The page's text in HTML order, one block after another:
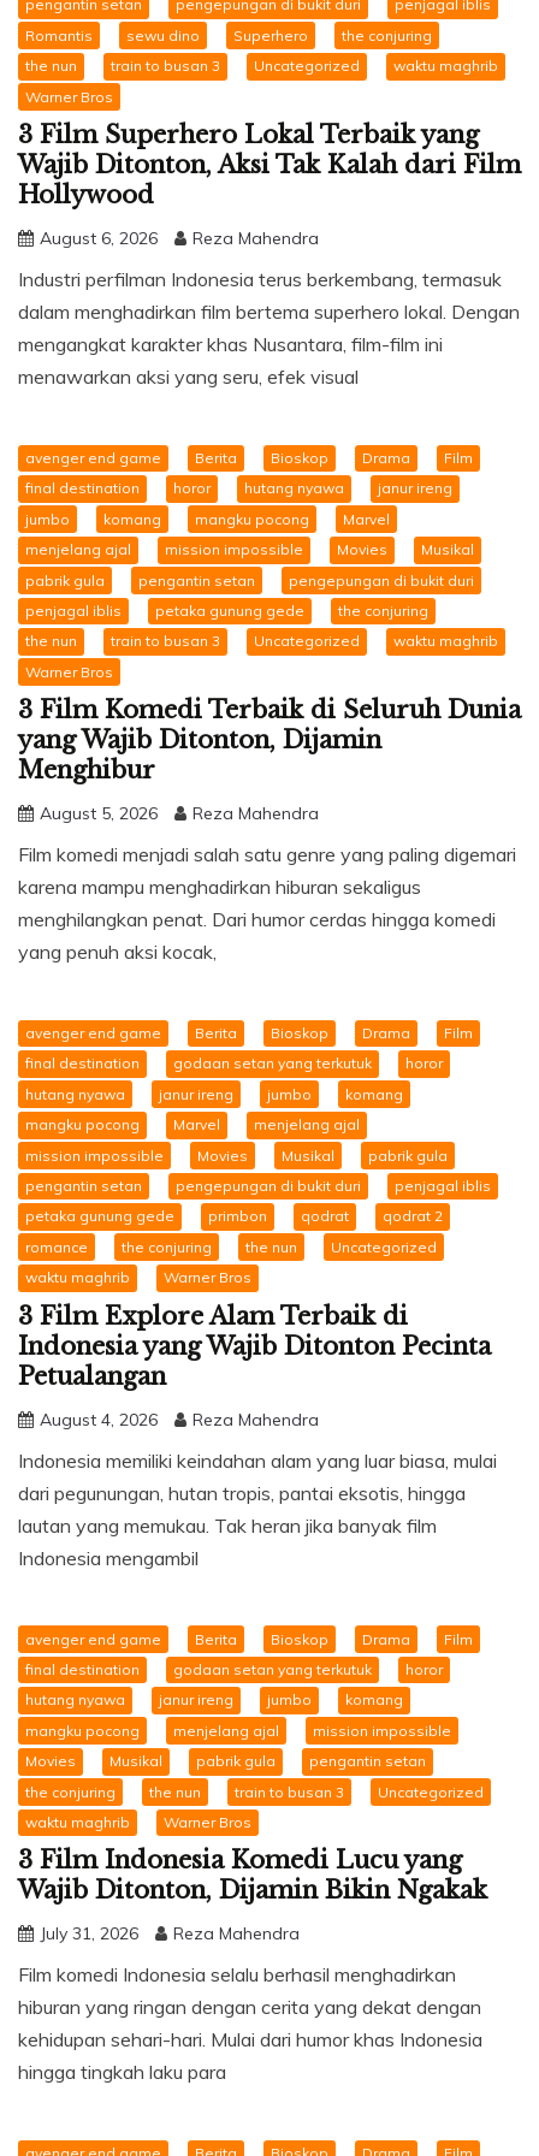
pengantin setan
pengepungan di bukit duri
penjagal iblis
Romantis
sewu dino Superhero
the conjuring
the nun
train to busan 3 Uncategorized
waktu maghrib
Warner Bros
3 Film Superhero Lokal Terbaik yang
Wajib Ditonton, Aksi Tak Kalah dari Film
Hollywood
August 6, 2026 Reza Mahendra
Industri perfilman Indonesia terus berkembang, termasuk
dalam menghadirkan film bertema superhero lokal. Dengan
mengangkat karakter khas Nusantara, film-film ini
menawarkan aksi yang seru, efek visual
avenger end game Berita Bioskop Drama
Film
final destination
horor hutang nyawa
janur ireng
jumbo
komang mangku pocong
Marvel
menjelang ajal
mission impossible Movies
Musikal
pabrik gula
pengantin setan
pengepungan di bukit duri
penjagal iblis
petaka gunung gede
the conjuring
the nun
train to busan 3 Uncategorized
waktu maghrib
Warner Bros
3 Film Komedi Terbaik di Seluruh Dunia
yang Wajib Ditonton, Dijamin
Menghibur
August 5, 2026 Reza Mahendra
Film komedi menjadi salah satu genre yang paling digemari
karena mampu menghadirkan hiburan sekaligus
menghilangkan penat. Dari humor cerdas hingga komedi
yang penuh aksi kocak,
avenger end game Berita Bioskop Drama
Film
final destination
godaan setan yang terkutuk
horor
hutang nyawa
janur ireng jumbo
komang
mangku pocong
Marvel
menjelang ajal
mission impossible
Movies Musikal
pabrik gula
pengantin setan
pengepungan di bukit duri
penjagal iblis
petaka gunung gede
primbon qodrat
qodrat 2
romance
the conjuring the nun
Uncategorized
waktu maghrib
Warner Bros
3 Film Explore Alam Terbaik di
Indonesia yang Wajib Ditonton Pecinta
Petualangan
August 4, 2026 Reza Mahendra
Indonesia memiliki keindahan alam yang luar biasa, mulai
dari pegunungan, hutan tropis, pantai eksotis, hingga
lautan yang memukau. Tak heran jika banyak film
Indonesia mengambil
avenger end game Berita Bioskop Drama
Film
final destination
godaan setan yang terkutuk
horor
hutang nyawa
janur ireng jumbo
komang
mangku pocong
menjelang ajal
mission impossible
Movies
Musikal pabrik gula
pengantin setan
the conjuring
the nun train to busan 3
Uncategorized
waktu maghrib
Warner Bros
3 Film Indonesia Komedi Lucu yang
Wajib Ditonton, Dijamin Bikin Ngakak
July 31, 2026 Reza Mahendra
Film komedi Indonesia selalu berhasil menghadirkan
hiburan yang ringan dengan cerita yang dekat dengan
kehidupan sehari-hari. Mulai dari humor khas Indonesia
hingga tingkah laku para